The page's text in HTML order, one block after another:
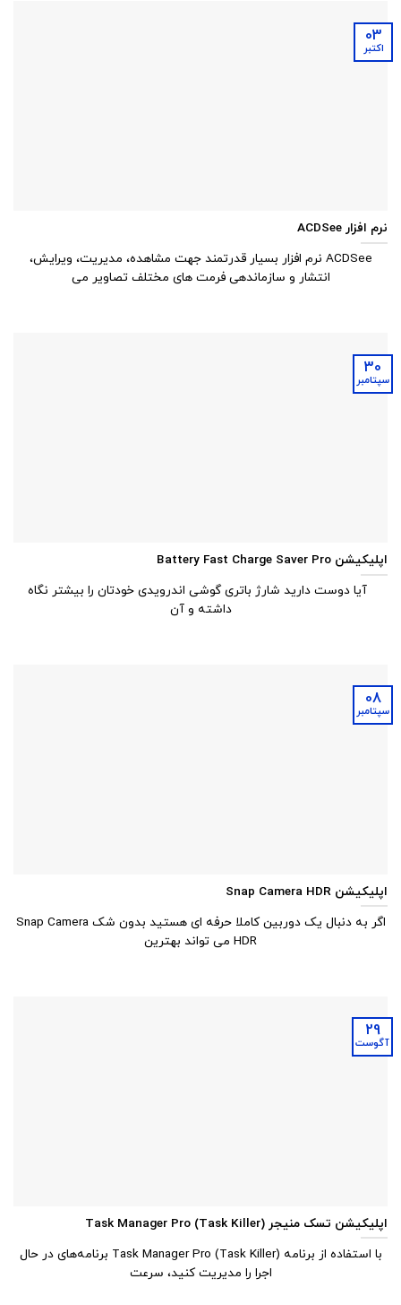
نرم افزار ACDSee
ACDSee نرم افزار بسیار قدرتمند جهت مشاهده، مدیریت، ویرایش،
انتشار و سازماندهی فرمت های مختلف تصاویر می
03
اکتبر
اپلیکیشن Battery Fast Charge Saver Pro
آیا دوست دارید شارژ باتری گوشی اندرویدی خودتان را بیشتر نگاه
داشته و آن
30
سپتامبر
اپلیکیشن Snap Camera HDR
اگر به دنبال یک دوربین کاملا حرفه ای هستید بدون شک Snap Camera
HDR می تواند بهترین
08
سپتامبر
اپلیکیشن تسک منیجر Task Manager Pro (Task Killer)
با استفاده از برنامه Task Manager Pro (Task Killer) برنامه‌‌های در حال
اجرا را مدیریت کنید، سرعت
29
آگوست